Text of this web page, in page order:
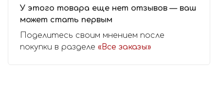
У этого товара еще нет отзывов — ваш
может стать первым
Поделитесь своим мнением после
покупки в разделе «Все заказы»